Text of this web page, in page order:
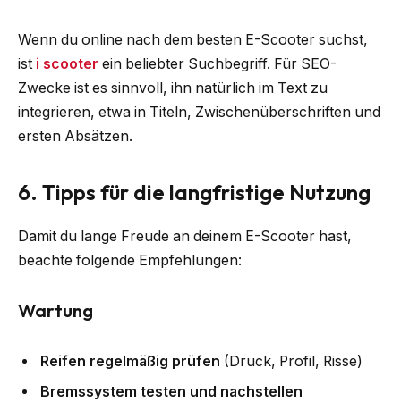
Wenn du online nach dem besten E-Scooter suchst,
ist i scooter ein beliebter Suchbegriff. Für SEO-
Zwecke ist es sinnvoll, ihn natürlich im Text zu
integrieren, etwa in Titeln, Zwischenüberschriften und
ersten Absätzen.
6. Tipps für die langfristige Nutzung
Damit du lange Freude an deinem E-Scooter hast,
beachte folgende Empfehlungen:
Wartung
Reifen regelmäßig prüfen (Druck, Profil, Risse)
Bremssystem testen und nachstellen